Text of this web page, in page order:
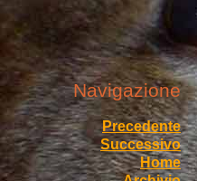
Navigazione
Precedente
Successivo
Home